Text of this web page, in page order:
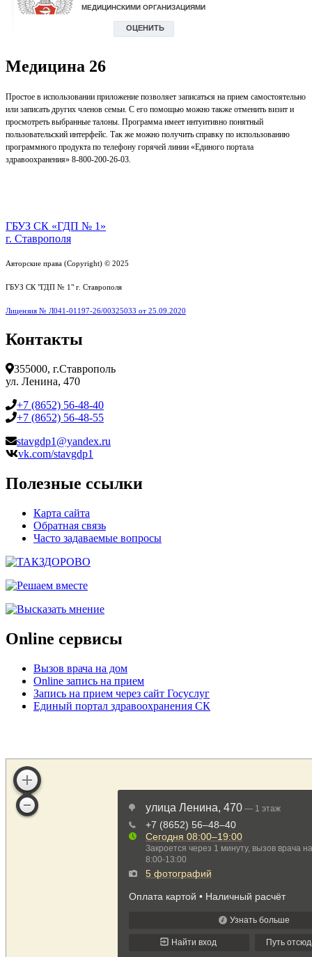
Медицина 26
Простое в использовании приложение позволяет записаться на прием самостоятельно
или записать других членов семьи. С его помощью можно также отменить визит и
просмотреть выбранные талоны. Программа имеет интуитивно понятный
пользовательский интерфейс. Так же можно получить справку по использованию
программного продукта по телефону горячей линии «Единого портала
здравоохранения» 8-800-200-26-03.
ГБУЗ СК «ГДП № 1»
г. Ставрополя
Авторские права (Copyright) © 2025
ГБУЗ СК "ГДП № 1" г. Ставрополя
Лицензия № Л041-01197-26/00325033 от 25.09.2020
Контакты
355000, г.Ставрополь
ул. Ленина, 470
+7 (8652) 56-48-40
+7 (8652) 56-48-55
stavgdp1@yandex.ru
vk.com/stavgdp1
Полезные ссылки
Карта сайта
Обратная связь
Часто задаваемые вопросы
Online cервисы
Вызов врача на дом
Online запись на прием
Запись на прием через сайт Госуслуг
Единый портал здравоохранения СК